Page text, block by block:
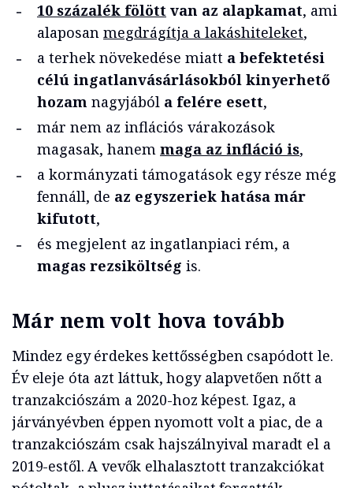
10 százalék fölött van az alapkamat, ami
alaposan megdrágítja a lakáshiteleket,
a terhek növekedése miatt a befektetési
célú ingatlanvásárlásokból kinyerhető
hozam nagyjából a felére esett,
már nem az inflációs várakozások
magasak, hanem maga az infláció is,
a kormányzati támogatások egy része még
fennáll, de az egyszeriek hatása már
kifutott,
és megjelent az ingatlanpiaci rém, a
magas rezsiköltség is.
Már nem volt hova tovább
Mindez egy érdekes kettősségben csapódott le.
Év eleje óta azt láttuk, hogy alapvetően nőtt a
tranzakciószám a 2020-hoz képest. Igaz, a
járványévben éppen nyomott volt a piac, de a
tranzakciószám csak hajszálnyival maradt el a
2019-estől. A vevők elhalasztott tranzakciókat